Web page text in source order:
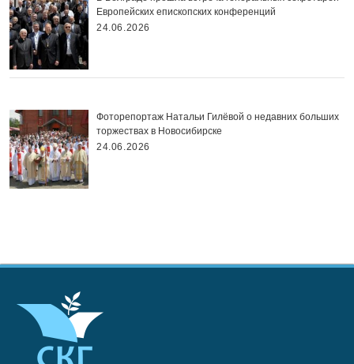
Европейских епископских конференций
24.06.2026
Фоторепортаж Натальи Гилёвой о недавних больших
торжествах в Новосибирске
24.06.2026